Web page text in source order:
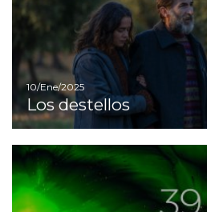
10/Ene/2025
Los destellos